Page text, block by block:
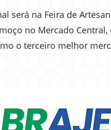
será na Feira de
no Mercado
o terceiro melhor